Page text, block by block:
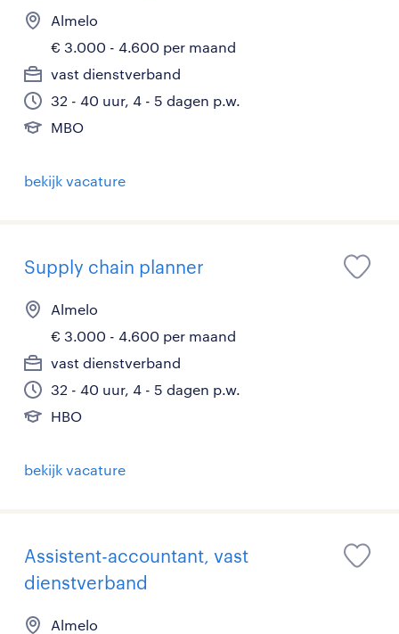
Almelo
€ 3.000 - 4.600 per maand
vast dienstverband
32 - 40 uur, 4 - 5 dagen p.w.
MBO
bekijk vacature
Supply chain planner
Almelo
€ 3.000 - 4.600 per maand
vast dienstverband
32 - 40 uur, 4 - 5 dagen p.w.
HBO
bekijk vacature
Assistent-accountant, vast
dienstverband
Almelo